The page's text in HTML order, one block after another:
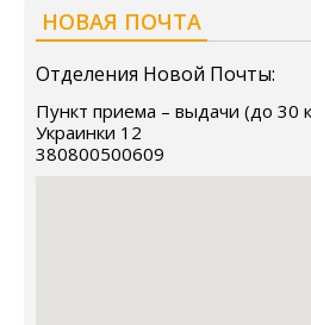
НОВАЯ ПОЧТА
Отделения Новой Почты:
Пункт приема – выдачи (до 30
Украинки 12
380800500609